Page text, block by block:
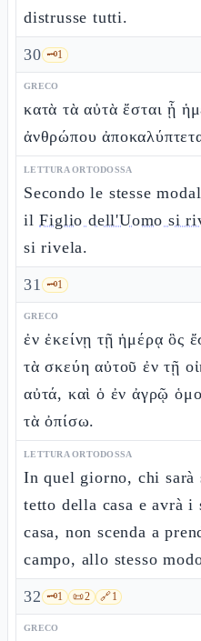
distrusse tutti.
30 🗝️1
GRECO
κατὰ τὰ αὐτὰ ἔσται ᾗ
ἀνθρώπου
LETTURA ORTODOSSA
Secondo le stesse
ilFiglio dell'Uomo si
si rivela.
31 🗝️1
GRECO
ἐν ἐκείνῃ τῇ ἡμέρᾳ ὃς
τὰ σκεύη αὐτοῦ ἐν τῇ
αὐτά, καὶ ὁ ἐν ἀγρῷ
τὰ ὀπίσω.
LETTURA ORTODOSSA
In quel giorno, chi
tetto della casa e avrà i
casa, non scenda a
campo, allo stesso
32 🗝️1 📜2 🔗1
GRECO